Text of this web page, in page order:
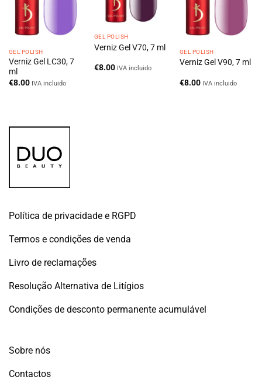
GEL POLISH
Verniz Gel LC30, 7
ml
€8.00 IVA incluido
GEL POLISH
Verniz Gel V70, 7 ml
€8.00 IVA incluido
GEL POLISH
Verniz Gel V90, 7 ml
€8.00 IVA incluido
Política de privacidade e RGPD
Termos e condições de venda
Livro de reclamações
Resolução Alternativa de Litígios
Condições de desconto permanente acumulável
Sobre nós
Contactos